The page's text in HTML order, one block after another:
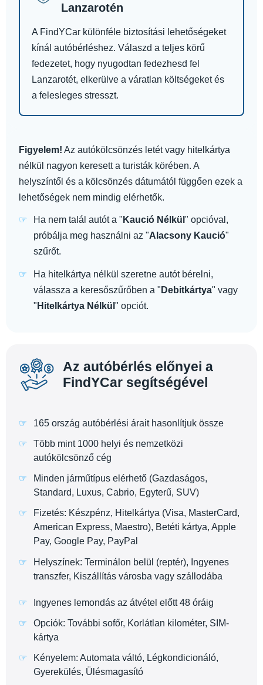
Lanzarotén
A FindYCar különféle biztosítási lehetőségeket
kínál autóbérléshez. Válaszd a teljes körű
fedezetet, hogy nyugodtan fedezhesd fel
Lanzarotét, elkerülve a váratlan költségeket és
a felesleges stresszt.
Figyelem! Az autókölcsönzés letét vagy hitelkártya
nélkül nagyon keresett a turisták körében. A
helyszíntől és a kölcsönzés dátumától függően ezek a
lehetőségek nem mindig elérhetők.
Ha nem talál autót a " Kaució Nélkül " opcióval,
próbálja meg használni az "Alacsony Kaució"
szűrőt.
Ha hitelkártya nélkül szeretne autót bérelni,
válassza a keresőszűrőben a " Debitkártya" vagy
" Hitelkártya Nélkül " opciót.
Az autóbérlés előnyei a
FindYCar segítségével
165 ország autóbérlési árait hasonlítjuk össze
Több mint 1000 helyi és nemzetközi
autókölcsönző cég
Minden járműtípus elérhető (Gazdaságos,
Standard, Luxus, Cabrio, Egyterű, SUV)
Fizetés: Készpénz, Hitelkártya (Visa, MasterCard,
American Express, Maestro), Betéti kártya, Apple
Pay, Google Pay, PayPal
Helyszínek: Terminálon belül (reptér), Ingyenes
transzfer, Kiszállítás városba vagy szállodába
Ingyenes lemondás az átvétel előtt 48 óráig
Opciók: További sofőr, Korlátlan kilométer, SIM-
kártya
Kényelem: Automata váltó, Légkondicionáló,
Gyerekülés, Ülésmagasító